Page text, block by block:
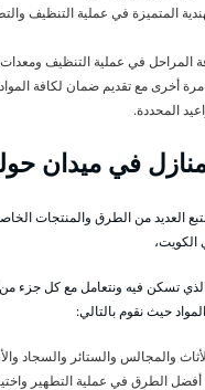
المتميزة في عملية التنظيف
المراحل في عملية التنظيف
مرة أخرى مع تقديم ضمان لكافة
المحددة.
في ميدان
العديد من الطرق والمنتجات
الكويت،
تسكن فيه ونتعامل مع كل جزء من
حيث نقوم بالتالي:
والمجالس والستائر والسجاد
أفضل الطرق في عملية التطهير